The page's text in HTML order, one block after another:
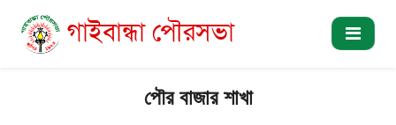
গাইবান্ধা পৌরসভা
পৌর বাজার শাখা